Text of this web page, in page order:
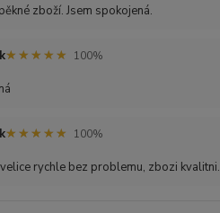
zboží. Jsem spokojená.
★★★★★
★★★★★
100%
★★★★★
★★★★★
100%
rychle bez problemu, zbozi kvalitni.